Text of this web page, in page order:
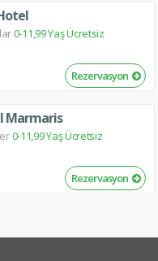
0-11,99 Yaş Ücretsiz
Rezervasyon
Marmaris
0-11,99 Yaş Ücretsiz
Rezervasyon